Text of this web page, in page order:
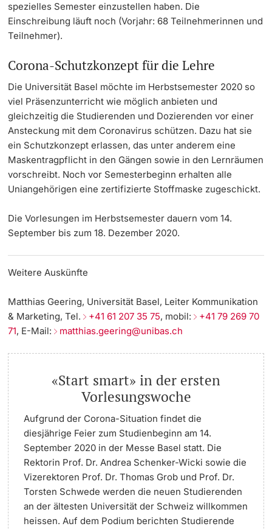
spezielles Semester einzustellen haben. Die
Einschreibung läuft noch (Vorjahr: 68 Teilnehmerinnen und
Teilnehmer).
Corona-Schutzkonzept für die Lehre
Die Universität Basel möchte im Herbstsemester 2020 so
viel Präsenzunterricht wie möglich anbieten und
gleichzeitig die Studierenden und Dozierenden vor einer
Ansteckung mit dem Coronavirus schützen. Dazu hat sie
ein Schutzkonzept erlassen, das unter anderem eine
Maskentragpflicht in den Gängen sowie in den Lernräumen
vorschreibt. Noch vor Semesterbeginn erhalten alle
Uniangehörigen eine zertifizierte Stoffmaske zugeschickt.
Die Vorlesungen im Herbstsemester dauern vom 14.
September bis zum 18. Dezember 2020.
Weitere Auskünfte
Matthias Geering, Universität Basel, Leiter Kommunikation
& Marketing, Tel. +41 61 207 35 75, mobil: +41 79 269 70
71, E-Mail: matthias.geering@unibas.ch
«Start smart» in der ersten
Vorlesungswoche
Aufgrund der Corona-Situation findet die
diesjährige Feier zum Studienbeginn am 14.
September 2020 in der Messe Basel statt. Die
Rektorin Prof. Dr. Andrea Schenker-Wicki sowie die
Vizerektoren Prof. Dr. Thomas Grob und Prof. Dr.
Torsten Schwede werden die neuen Studierenden
an der ältesten Universität der Schweiz willkommen
heissen. Auf dem Podium berichten Studierende